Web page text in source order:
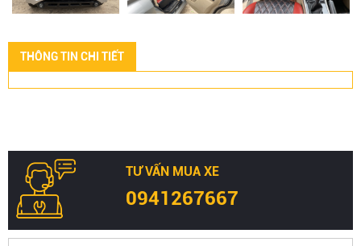
THÔNG TIN CHI TIẾT
TƯ VẤN MUA XE
0941267667